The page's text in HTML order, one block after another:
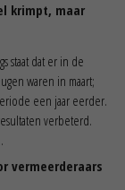
krimpt, maar
staat dat er in de
waren in maart;
een jaar eerder.
verbeterd.
vermeerderaars